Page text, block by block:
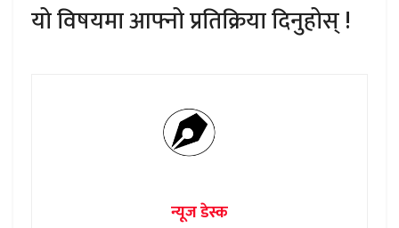
यो विषयमा आफ्नो प्रतिक्रिया दिनुहोस् !
न्यूज डेस्क